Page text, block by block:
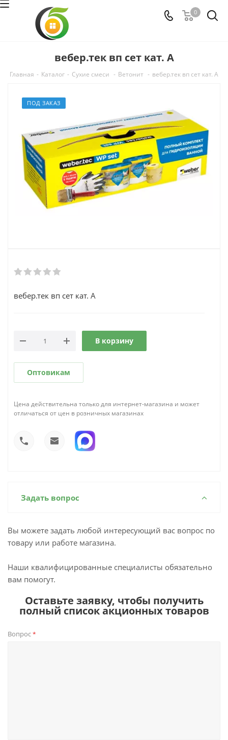
0
вебер.тек вп сет кат. A
Главная - Каталог - Сухие смеси - Ветонит - вебер.тек вп сет кат. A
ПОД ЗАКАЗ
вебер.тек вп сет кат. A
В корзину
Оптовикам
Цена действительна только для интернет-магазина и может
отличаться от цен в розничных магазинах
Задать вопрос
Вы можете задать любой интересующий вас вопрос по
товару или работе магазина.
Наши квалифицированные специалисты обязательно
вам помогут.
Оставьте заявку, чтобы получить
полный список акционных товаров
Вопрос*